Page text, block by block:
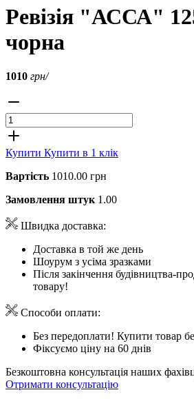
Ревізія "АССА"
чорна
1010 грн/
Купити Купити в 1 клік
Вартість 1010.00 грн
Замовлення штук 1.00
Швидка доставка:
Доставка в той же день
Шоурум з усіма зразками
Після закінчення будівництва-
товару!
Способи оплати:
Без передоплати! Купити товар
Фіксуємо ціну на 60 днів
Безкоштовна консультація наших
Отримати консультацію